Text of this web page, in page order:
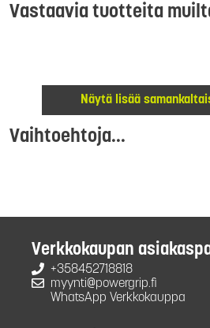
Vastaavia tuotteita
Näytä lisää
Vaihtoehtoja...
Verkkokaupan
+358452718818
myynti@powergrip.fi
WhatsApp Verkkokauppa